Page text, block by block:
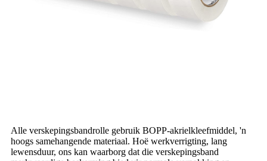
Alle verskepingsbandrolle gebruik BOPP-akrielkleefmiddel, 'n
hoogs samehangende materiaal. Hoë werkverrigting, lang
lewensduur, ons kan waarborg dat die verskepingsband